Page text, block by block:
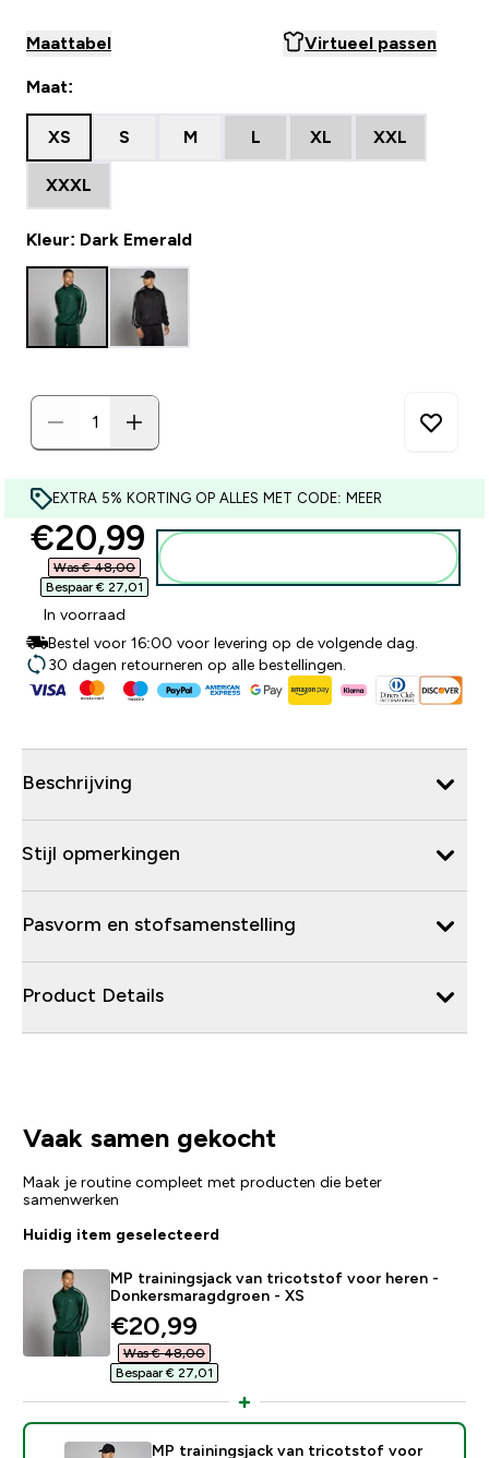
Maattabel Virtueel passen
Maat:
XS S M L XL XXL
XXXL
Kleur: Dark Emerald
EXTRA 5% KORTING OP ALLES MET CODE: MEER
discounted price
€20,99‎
Was € 48,00‎
Bespaar € 27,01‎
In voorraad
Bestel voor 16:00 voor levering op de volgende dag.
30 dagen retourneren op alle bestellingen.
Beschrijving
Stijl opmerkingen
Pasvorm en stofsamenstelling
Product Details
Vaak samen gekocht
Maak je routine compleet met producten die beter
samenwerken
Huidig item geselecteerd
MP trainingsjack van tricotstof voor heren -
Donkersmaragdgroen - XS
discounted price
€20,99‎
Was € 48,00‎
Bespaar € 27,01‎
MP trainingsjack van tricotstof voor